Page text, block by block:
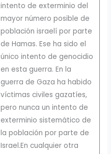
intento de exterminio del
mayor número posible de
población israelí por parte
de Hamas. Ese ha sido el
único intento de genocidio
en esta guerra. En la
guerra de Gaza ha habido
víctimas civiles gazatíes,
pero nunca un intento de
exterminio sistemático de
la población por parte de
Israel.En cualquier otra